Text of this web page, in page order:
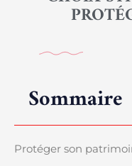
Sommaire
Protéger son